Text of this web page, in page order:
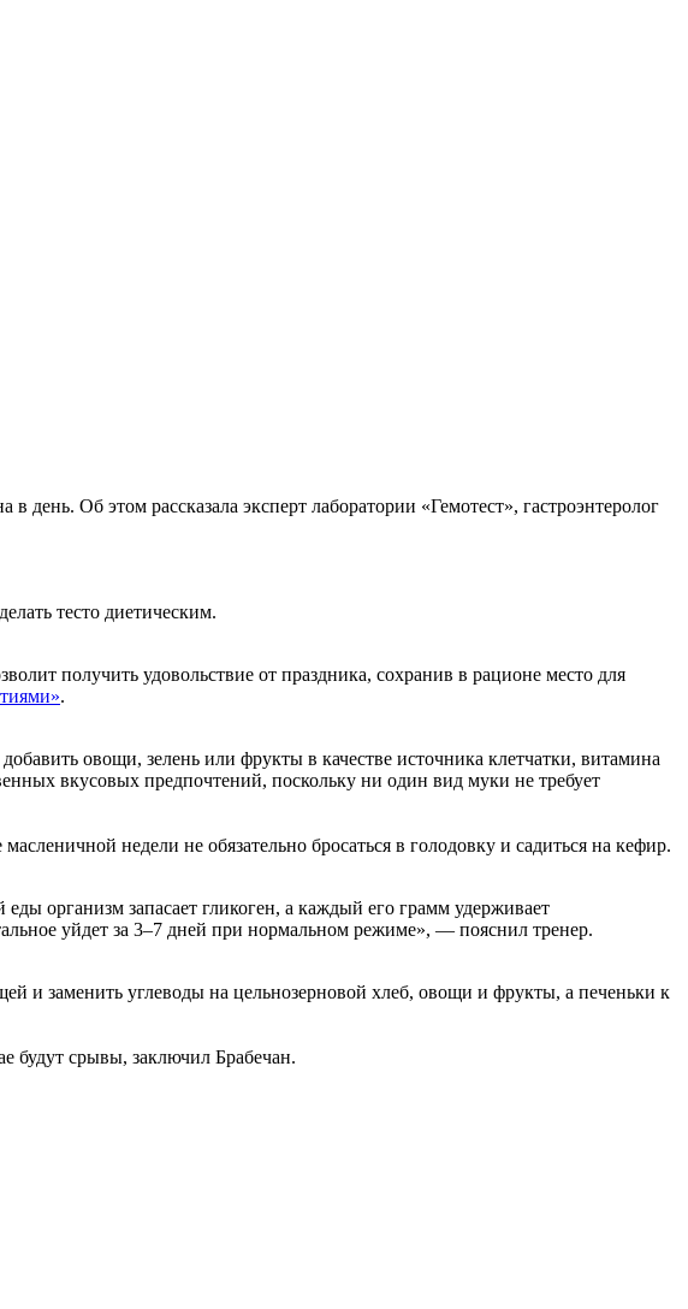
Об этом рассказала эксперт лаборатории «Гемотест», гастроэнтеролог
тесто диетическим.
получить удовольствие от праздника, сохранив в рационе место для
.
овощи, зелень или фрукты в качестве источника клетчатки, витамина
вкусовых предпочтений, поскольку ни один вид муки не требует
масленичной недели не обязательно бросаться в голодовку и садиться на кефир.
организм запасает гликоген, а каждый его грамм удерживает
уйдет за 3–7 дней при нормальном режиме», — пояснил тренер.
и заменить углеводы на цельнозерновой хлеб, овощи и фрукты, а печеньки к
будут срывы, заключил Брабечан.